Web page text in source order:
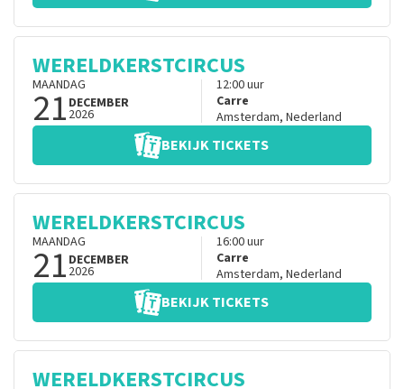
WERELDKERSTCIRCUS
MAANDAG
21 DECEMBER
2026
12:00uur
Carre
Amsterdam, Nederland
BEKIJK TICKETS
WERELDKERSTCIRCUS
MAANDAG
21 DECEMBER
2026
16:00uur
Carre
Amsterdam, Nederland
BEKIJK TICKETS
WERELDKERSTCIRCUS